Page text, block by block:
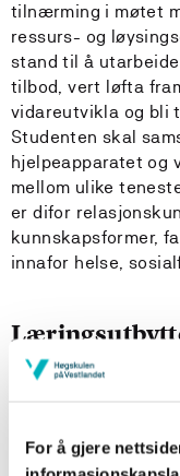
For å gjere
tilnærming i møtet
ressurs- og
stand til å
tilbod, vert løfta
vidareutvikla og bli
Studenten skal
hjelpeapparatet og
mellom ulike
er difor
kunnskapsformer,
innafor helse,
Læringsutbytte
Studenten har/kan